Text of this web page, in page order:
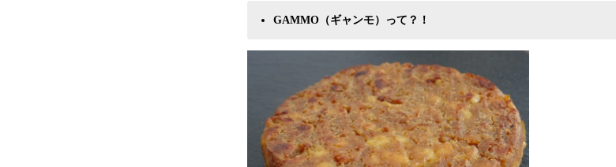
GAMMO（ギャンモ）って？！